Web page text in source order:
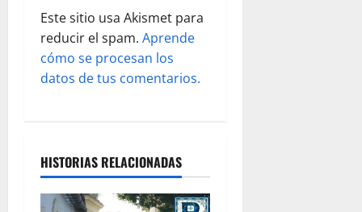
d
a
Este sitio usa Akismet para
reducir el spam. Aprende
cómo se procesan los
datos de tus comentarios.
HISTORIAS RELACIONADAS